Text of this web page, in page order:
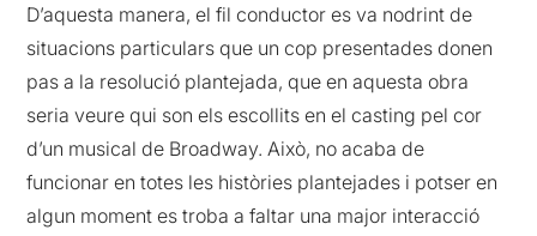
D’aquesta manera, el fil conductor es va nodrint de
situacions particulars que un cop presentades donen
pas a la resolució plantejada, que en aquesta obra
seria veure qui son els escollits en el casting pel cor
d’un musical de Broadway. Això, no acaba de
funcionar en totes les històries plantejades i potser en
algun moment es troba a faltar una major interacció